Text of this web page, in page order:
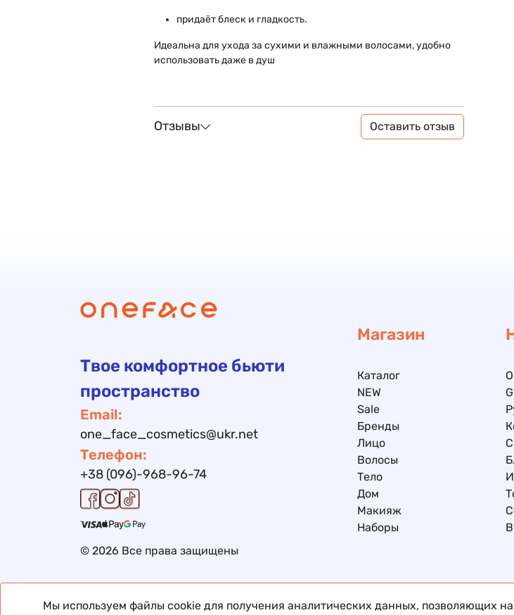
придаёт блеск и гладкость.
Идеальна для ухода за сухими и влажными волосами, удобно
использовать даже в душ
Отзывы Оставить отзыв
Твое комфортное бьюти
пространство
Email:
one_face_cosmetics@ukr.net
Телефон:
+38 (096)-968-96-74
© 2026 Все права защищены
Магазин
Каталог
NEW
Sale
Бренды
Лицо
Волосы
Тело
Дом
Макияж
Наборы
Мы используем файлы cookie для получения аналитических данных, позволяющих